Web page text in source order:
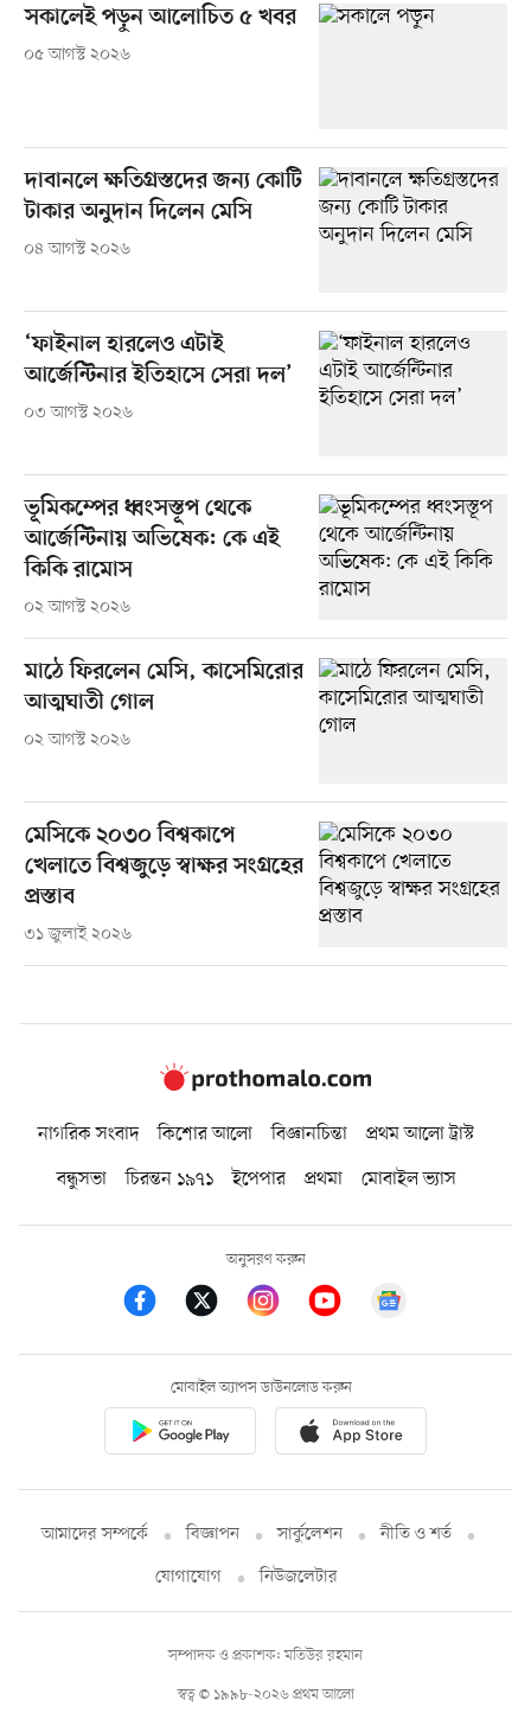
সকালেই পড়ুন আলোচিত ৫ খবর
০৫ আগস্ট ২০২৬
দাবানলে ক্ষতিগ্রস্তদের জন্য কোটি
টাকার অনুদান দিলেন মেসি
০৪ আগস্ট ২০২৬
‘ফাইনাল হারলেও এটাই
আর্জেন্টিনার ইতিহাসে সেরা দল’
০৩ আগস্ট ২০২৬
ভূমিকম্পের ধ্বংসস্তূপ থেকে
আর্জেন্টিনায় অভিষেক: কে এই
কিকি রামোস
০২ আগস্ট ২০২৬
মাঠে ফিরলেন মেসি, কাসেমিরোর
আত্মঘাতী গোল
০২ আগস্ট ২০২৬
মেসিকে ২০৩০ বিশ্বকাপে
খেলাতে বিশ্বজুড়ে স্বাক্ষর সংগ্রহের
প্রস্তাব
৩১ জুলাই ২০২৬
নাগরিক সংবাদ কিশোর আলো বিজ্ঞানচিন্তা
প্রথম আলো ট্রাস্ট
বন্ধুসভা
চিরন্তন ১৯৭১ ইপেপার প্রথমা মোবাইল ভ্যাস
অনুসরণ করুন
মোবাইল অ্যাপস ডাউনলোড করুন
আমাদের সম্পর্কে বিজ্ঞাপন সার্কুলেশন
নীতি ও শর্ত
যোগাযোগ
নিউজলেটার
স্বত্ব © ১৯৯৮-২০২৬ প্রথম আলো
সম্পাদক ও প্রকাশক: মতিউর রহমান